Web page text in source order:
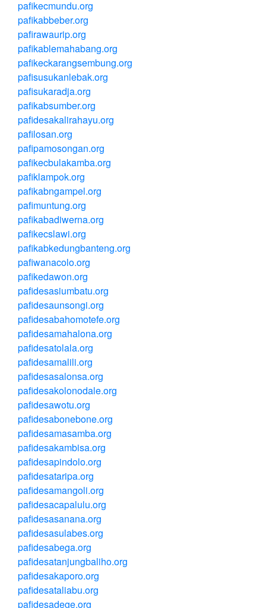
pafikecmundu.org
pafikabbeber.org
pafirawaurip.org
pafikablemahabang.org
pafikeckarangsembung.org
pafisusukanlebak.org
pafisukaradja.org
pafikabsumber.org
pafidesakalirahayu.org
pafilosan.org
pafipamosongan.org
pafikecbulakamba.org
pafiklampok.org
pafikabngampel.org
pafimuntung.org
pafikabadiwerna.org
pafikecslawi.org
pafikabkedungbanteng.org
pafiwanacolo.org
pafikedawon.org
pafidesasiumbatu.org
pafidesaunsongi.org
pafidesabahomotefe.org
pafidesamahalona.org
pafidesatolala.org
pafidesamalili.org
pafidesasalonsa.org
pafidesakolonodale.org
pafidesawotu.org
pafidesabonebone.org
pafidesamasamba.org
pafidesakambisa.org
pafidesapindolo.org
pafidesataripa.org
pafidesamangoli.org
pafidesacapalulu.org
pafidesasanana.org
pafidesasulabes.org
pafidesabega.org
pafidesatanjungbaliho.org
pafidesakaporo.org
pafidesataliabu.org
pafidesadege.org